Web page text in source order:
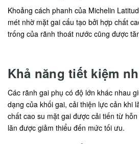
Khoảng cách phanh của Michelin
mét nhờ mặt gai cấu tạo bởi hợp chất
trống của rãnh thoát nước cũng được
Khả năng tiết kiệm
Các rãnh gai phụ có độ lớn khác nhau
dạng của khối gai, cải thiện lực cản khi
chất cao su mặt gai được cải tiến từ
lăn được giảm thiểu đến mức tối ưu.